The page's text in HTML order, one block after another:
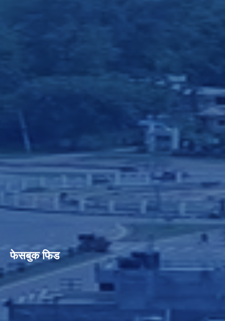
फेसबुक फिड